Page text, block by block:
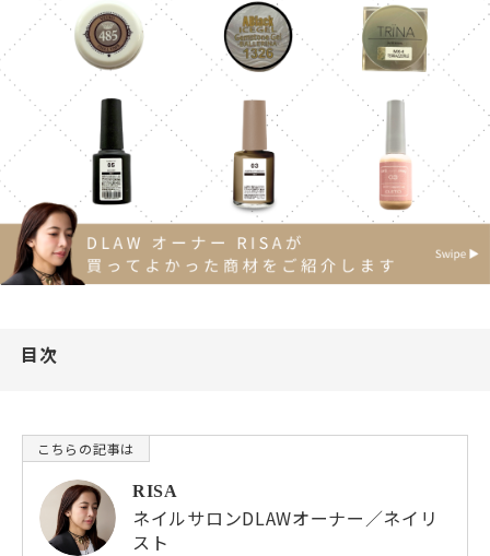
目次
RISA
ネイルサロンDLAWオーナー／ネイリ
スト